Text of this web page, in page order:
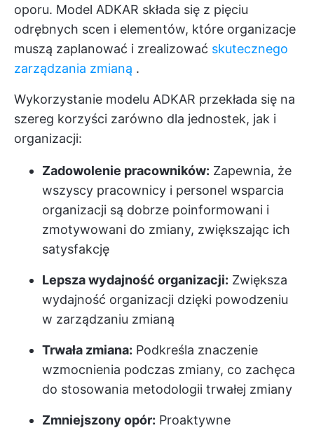
oporu. Model ADKAR składa się z pięciu
odrębnych scen i elementów, które organizacje
muszą zaplanować i zrealizować skutecznego
zarządzania zmianą .
Wykorzystanie modelu ADKAR przekłada się na
szereg korzyści zarówno dla jednostek, jak i
organizacji:
Zadowolenie pracowników: Zapewnia, że
wszyscy pracownicy i personel wsparcia
organizacji są dobrze poinformowani i
zmotywowani do zmiany, zwiększając ich
satysfakcję
Lepsza wydajność organizacji: Zwiększa
wydajność organizacji dzięki powodzeniu
w zarządzaniu zmianą
Trwała zmiana: Podkreśla znaczenie
wzmocnienia podczas zmiany, co zachęca
do stosowania metodologii trwałej zmiany
Zmniejszony opór: Proaktywne